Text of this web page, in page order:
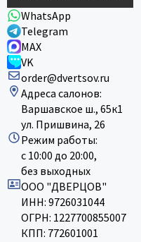
WhatsApp
Telegram
MAX
VK
order@dvertsov.ru
Адреса салонов:
Варшавское ш., 65к1
ул. Пришвина, 26
Режим работы:
с 10:00 до 20:00,
без выходных
ООО "ДВЕРЦОВ"
ИНН: 9726031044
ОГРН: 1227700855007
КПП: 772601001